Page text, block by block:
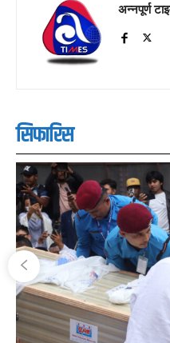
अन्नपूर्ण
सिफारिस